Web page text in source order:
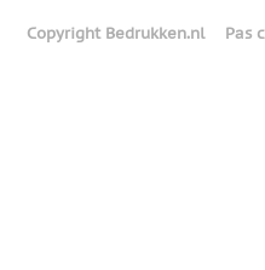
Copyright Bedrukken.nl Pas